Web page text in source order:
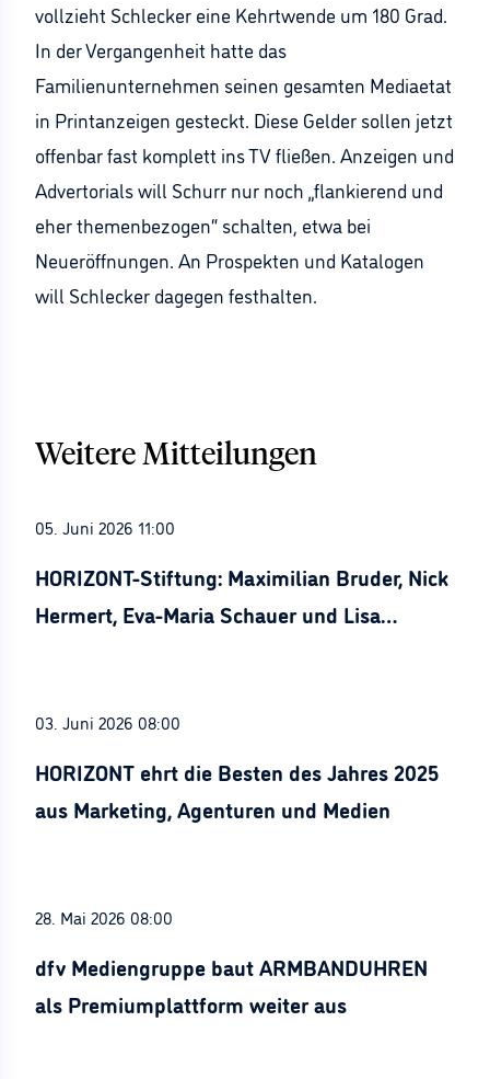
vollzieht Schlecker eine Kehrtwende um 180 Grad.
In der Vergangenheit hatte das
Familienunternehmen seinen gesamten Mediaetat
in Printanzeigen gesteckt. Diese Gelder sollen jetzt
offenbar fast komplett ins TV fließen. Anzeigen und
Advertorials will Schurr nur noch „flankierend und
eher themenbezogen“ schalten, etwa bei
Neueröffnungen. An Prospekten und Katalogen
will Schlecker dagegen festhalten.
Weitere Mitteilungen
05. Juni 2026 11:00
HORIZONT-Stiftung: Maximilian Bruder, Nick
Hermert, Eva-Maria Schauer und Lisa
03. Juni 2026 08:00
HORIZONT ehrt die Besten des Jahres 2025
aus Marketing, Agenturen und Medien
28. Mai 2026 08:00
dfv Mediengruppe baut ARMBANDUHREN
als Premiumplattform weiter aus